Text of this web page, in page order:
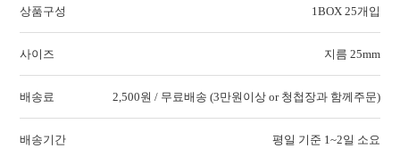
상품구성 1BOX 25개입
사이즈 지름 25mm
배송료 2,500원 / 무료배송 (3만원이상 or 청첩장과 함께주문)
배송기간 평일 기준 1~2일 소요